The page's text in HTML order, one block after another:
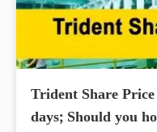
Trident Share
days; Should you